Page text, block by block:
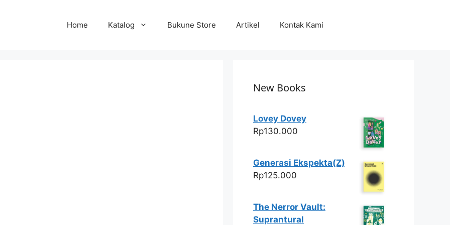
Home Katalog Bukune Store Artikel Kontak Kami
New Books
Lovey Dovey
Rp130.000
Generasi Ekspekta(Z)
Rp125.000
The Nerror Vault:
Suprantural